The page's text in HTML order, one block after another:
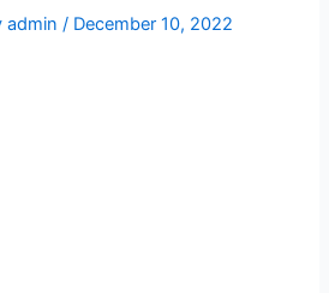
admin/ December 10, 2022